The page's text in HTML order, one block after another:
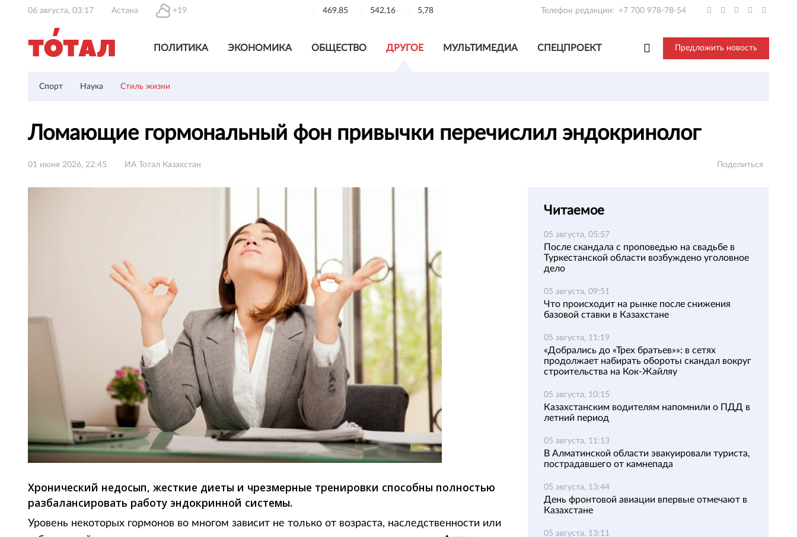
06 августа, 03:17 Астана +19 469,85 542,16 5,78 Телефон редакции: +7 700 978-78-54
ПОЛИТИКА ЭКОНОМИКА ОБЩЕСТВО ДРУГОЕ МУЛЬТИМЕДИА СПЕЦПРОЕКТ Предложить новость
Спорт Наука Стиль жизни
Ломающие гормональный фон привычки перечислил эндокринолог
01 июня 2026, 22:45 ИА Тотал Казахстан Поделиться
Хронический недосып, жесткие диеты и чрезмерные тренировки способны полностью
разбалансировать работу эндокринной системы.
Уровень некоторых гормонов во многом зависит не только от возраста, наследственности или
Читаемое
05 августа, 05:57
После скандала с проповедью на свадьбе в
Туркестанской области возбуждено уголовное
дело
05 августа, 09:51
Что происходит на рынке после снижения
базовой ставки в Казахстане
05 августа, 11:19
«Добрались до «Трех братьев»»: в сетях
продолжает набирать обороты скандал вокруг
строительства на Кок-Жайляу
05 августа, 10:15
Казахстанским водителям напомнили о ПДД в
летний период
05 августа, 11:13
В Алматинской области эвакуировали туриста,
пострадавшего от камнепада
05 августа, 13:44
День фронтовой авиации впервые отмечают в
Казахстане
05 августа, 13:11